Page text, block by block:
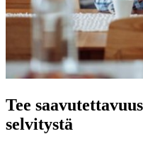
Tee
selvitystä